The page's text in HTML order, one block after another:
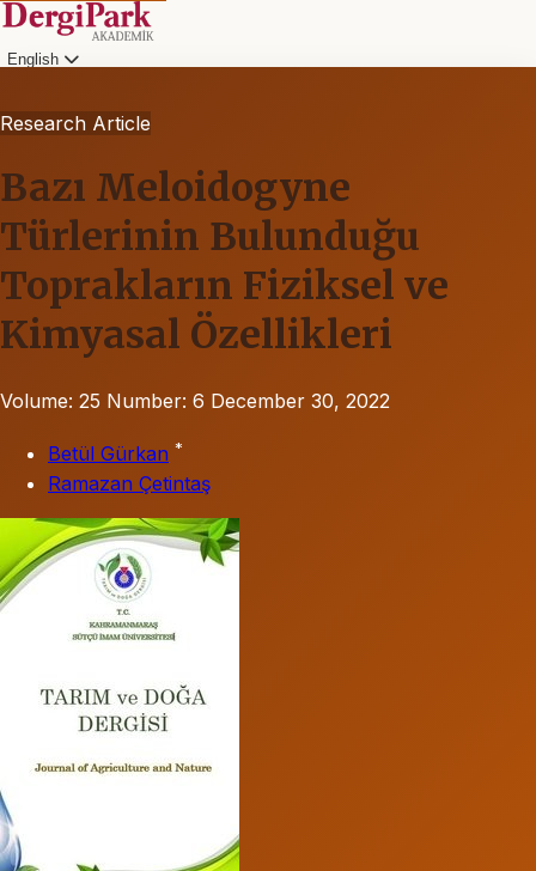
English
Research Article
Bazı Meloidogyne
Türlerinin Bulunduğu
Toprakların Fiziksel ve
Kimyasal Özellikleri
Volume: 25 Number: 6 December 30, 2022
Betül Gürkan *
Ramazan Çetintaş